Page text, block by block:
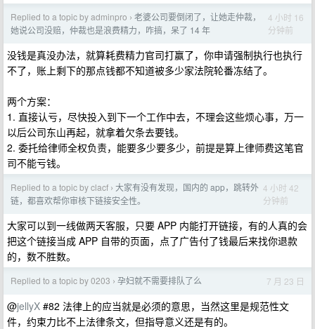
Replied to a topic by adminpro › 老婆公司要倒闭了，让她走仲裁，
她说公司没赔，仲裁也是浪费精力，咋搞，呆了 14 年
4 小时 16
分钟前
没钱是真没办法，就算耗费精力官司打赢了，你申请强制执行也执行
不了，账上剩下的那点钱都不知道被多少家法院轮番冻结了。
两个方案：
1. 直接认亏，尽快投入到下一个工作中去，不理会这些烦心事，万一
以后公司东山再起，就拿着欠条去要钱。
2. 委托给律师全权负责，能要多少要多少，前提是算上律师费这笔官
司不能亏钱。
Replied to a topic by clacf › 大家有没有发现，国内的 app，跳转外
链，都喜欢帮你审核下链接安全性。
4 小时 42
分钟前
大家可以到一线做两天客服，只要 APP 内能打开链接，有的人真的会
把这个链接当成 APP 自带的页面，点了广告付了钱最后来找你退款
的，数不胜数。
Replied to a topic by 0203 › 孕妇就不需要排队了么 7 月 23 日
@jellyX #82 法律上的应当就是必须的意思，当然这里是规范性文
件，约束力比不上法律条文，但指导意义还是有的。